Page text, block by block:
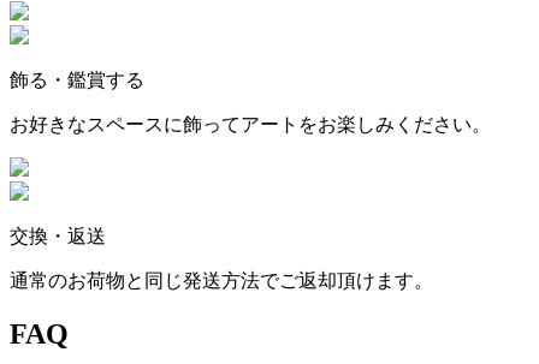
飾る・鑑賞する
お好きなスペースに飾ってアートをお楽しみください。
交換・返送
通常のお荷物と同じ発送方法でご返却頂けます。
FAQ